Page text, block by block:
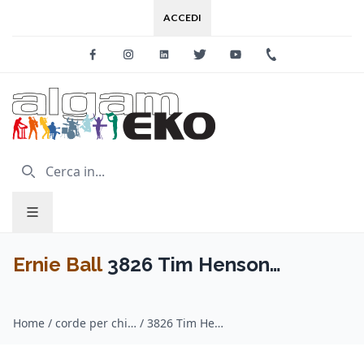
ACCEDI
FacebookInstagramLinkedinTwitter Youtube
Ernie Ball3826 Tim Henson
Home / corde per chitarra / Ernie Ball / 3826 Tim Henson Signature Electric Strings 9,5-46